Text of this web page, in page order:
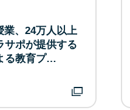
業、24万人以上
ポが提供する
る教育プ…